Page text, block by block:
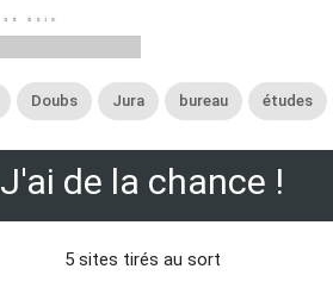
Doubs Jura bureau études
J'ai de la chance !
5 sites tirés au sort